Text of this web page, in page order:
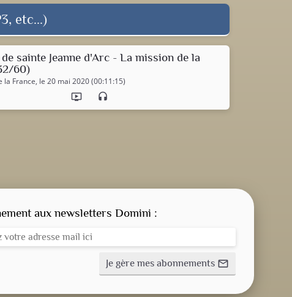
etc...)
sainte Jeanne d'Arc - La mission de la
60)
la France, le 20 mai 2020 (00:11:15)
ondemand_video headset
aux newsletters Domini :
Je gère mes abonnements mail_outline